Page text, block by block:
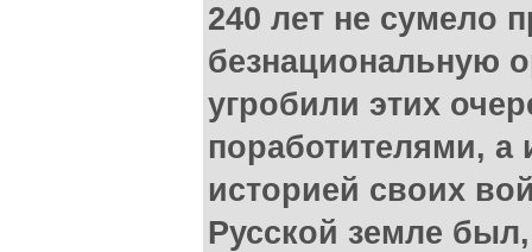
240 лет не сумело
безнациональную
угробили этих
поработителями,
историей своих
Русской земле